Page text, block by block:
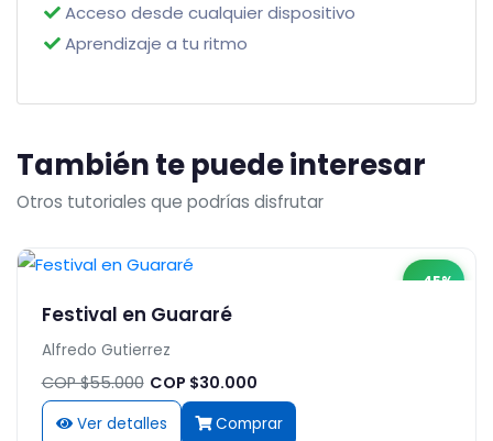
Acceso desde cualquier dispositivo
Aprendizaje a tu ritmo
También te puede interesar
Otros tutoriales que podrías disfrutar
-45%
Festival en Guararé
Alfredo Gutierrez
COP $55.000 COP $30.000
Ver detalles Comprar